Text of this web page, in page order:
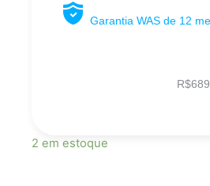
Garantia WAS de 12
R$
2 em estoque